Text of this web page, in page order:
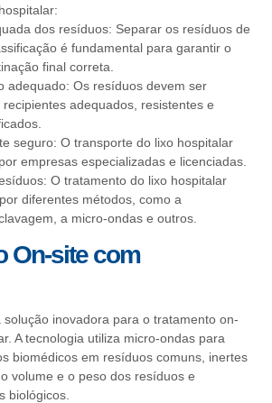
dos resíduos: Separar os resíduos de
é fundamental para garantir o
final correta.
adequado: Os resíduos devem ser
adequados, resistentes e
seguro: O transporte do lixo hospitalar
empresas especializadas e licenciadas.
O tratamento do lixo hospitalar
diferentes métodos, como a
a micro-ondas e outros.
On-site com
solução inovadora para o tratamento on-
A tecnologia utiliza micro-ondas para
biomédicos em resíduos comuns, inertes
volume e o peso dos resíduos e
biológicos.